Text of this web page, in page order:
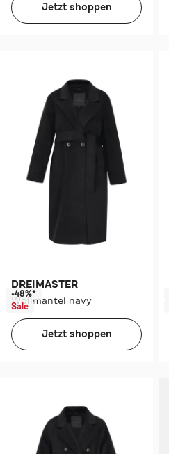
Jetzt shoppen
DREIMASTER
Wollmantel navy
-48%*
Sale
Jetzt shoppen